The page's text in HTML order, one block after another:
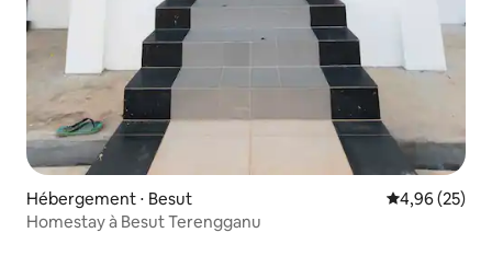
Hébergement ⋅ Besut Évaluation
4,96 (25)
Homestay à Besut Terengganu